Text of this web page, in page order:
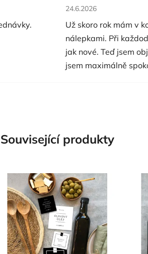
Hodnocení obchodu je
24.6.2026
Už skoro rok mám v
nálepkami. Při
jak nové. Teď jsem
jsem maximálně
Související produkty